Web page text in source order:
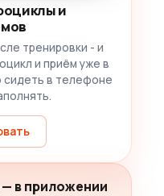
и
тренировки - и
и приём уже в
сидеть в телефоне
в приложении